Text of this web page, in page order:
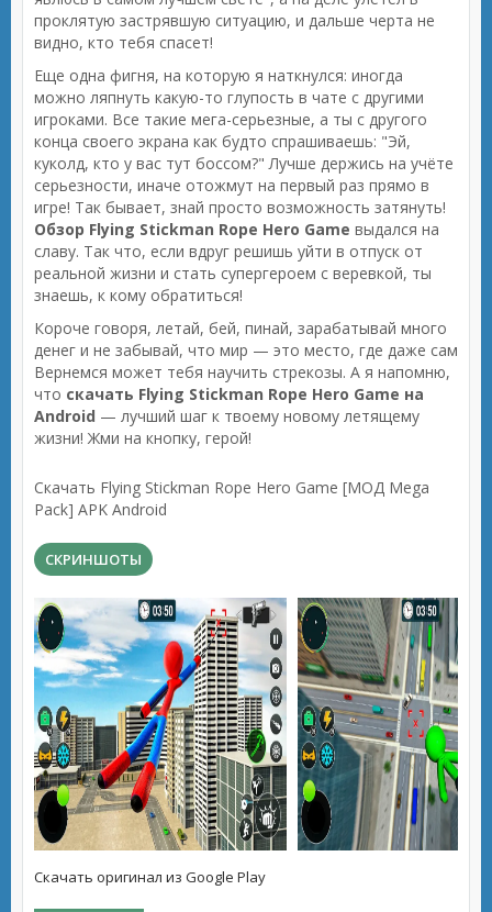
проклятую застрявшую ситуацию, и дальше черта не
видно, кто тебя спасет!
Еще одна фигня, на которую я наткнулся: иногда
можно ляпнуть какую-то глупость в чате с другими
игроками. Все такие мега-серьезные, а ты с другого
конца своего экрана как будто спрашиваешь: "Эй,
куколд, кто у вас тут боссом?" Лучше держись на учёте
серьезности, иначе отожмут на первый раз прямо в
игре! Так бывает, знай просто возможность затянуть!
Обзор Flying Stickman Rope Hero Game выдался на
славу. Так что, если вдруг решишь уйти в отпуск от
реальной жизни и стать супергероем с веревкой, ты
знаешь, к кому обратиться!
Короче говоря, летай, бей, пинай, зарабатывай много
денег и не забывай, что мир — это место, где даже сам
Вернемся может тебя научить стрекозы. А я напомню,
что скачать Flying Stickman Rope Hero Game на
Android — лучший шаг к твоему новому летящему
жизни! Жми на кнопку, герой!
Скачать Flying Stickman Rope Hero Game [МОД Mega
Pack] APK Android
СКРИНШОТЫ
Скачать оригинал из Google Play